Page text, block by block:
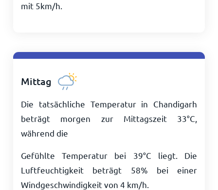
mit 5km/h
Mittag
Die tatsächliche Temperatur in Chandigarh
beträgt morgen zur Mittagszeit 33°C
während die
Gefühlte Temperatur bei 39°C liegt. Die
Luftfeuchtigkeit beträgt 58% bei einer
Windgeschwindigkeit von 4 km/h